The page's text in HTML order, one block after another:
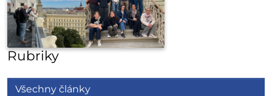
Rubriky
Všechny články